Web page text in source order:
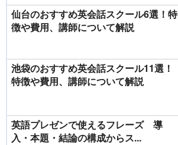
仙台のおすすめ英会話スクール6選！特
徴や費用、講師について解説
池袋のおすすめ英会話スクール11選！
特徴や費用、講師について解説
英語プレゼンで使えるフレーズ 導
入・本題・結論の構成からス...